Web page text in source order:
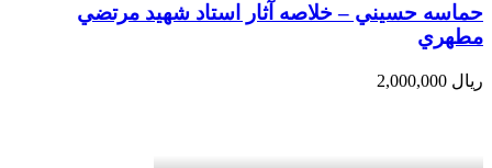
حماسه حسيني – خلاصه آثار استاد شهيد مرتضي
مطهري
ریال